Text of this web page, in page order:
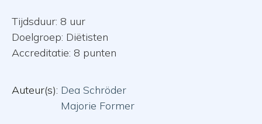
Tijdsduur: 8 uur
Doelgroep: Diëtisten
Accreditatie: 8 punten
Auteur(s): Dea Schröder
Majorie Former